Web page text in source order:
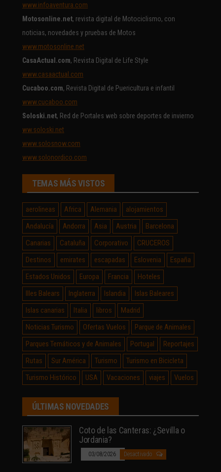
www.infoaventura.com
Motosonline.net, revista digital de Motociclismo, con
noticias, novedades y pruebas de Motos
www.motosonline.net
CasaActual.com, Revista Digital de Life Style
www.casaactual.com
Cucaboo.com, Revista Digital de Puericultura e infantil
www.cucaboo.com
Soloski.net, Red de Portales web sobre deportes de invierno
ww.soloski.net
www.solosnow.com
www.solonordico.com
TEMAS MÁS VISTOS
aerolineas Africa Alemania
alojamientos
Andalucía
Andorra Asia Austria
Barcelona
Canarias
Cataluña Corporativo
CRUCEROS
Destinos
emirates escapadas Eslovenia
España
Estados Unidos
Europa Francia
Hoteles
Illes Balears
Inglaterra Islandia
Islas Baleares
Islas canarias
Italia libros
Madrid
Noticias Turismo
Ofertas Vuelos
Parque de Animales
Parques Temáticos y de Animales
Portugal
Reportajes
Rutas
Sur América Turismo
Turismo en Bicicleta
Turismo Histórico
USA Vacaciones viajes Vuelos
ÚLTIMAS NOVEDADES
Coto de las Canteras: ¿Sevilla o
Jordania?
03/08/2026 Desactivado